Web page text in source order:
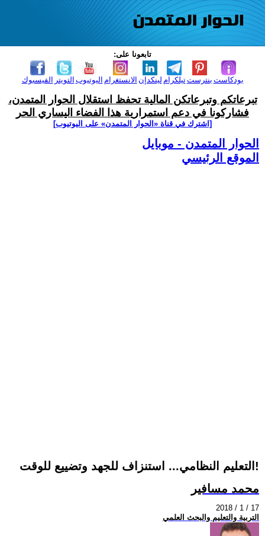
تابعونا على:
الفيسبوك التويتر اليوتيوب الانستغرام لينكدإن تيلكرامبنترست بودكاست
تبرعاتكم وتبرعاتكن المالية تحفظ استقلال الحوار المتمدن،
فشاركونا في دعم استمرارية هذا الفضاء اليساري الحر
[اشترك في قناة ‫«الحوار المتمدن» على اليوتيوب]
الحوار المتمدن - موبايل
الموقع الرئيسي
التعليم النظامي... استنزاف للجهد وتضييع للوقت!
محمد مسافير
2018 / 1 / 17
التربية والتعليم والبحث العلمي